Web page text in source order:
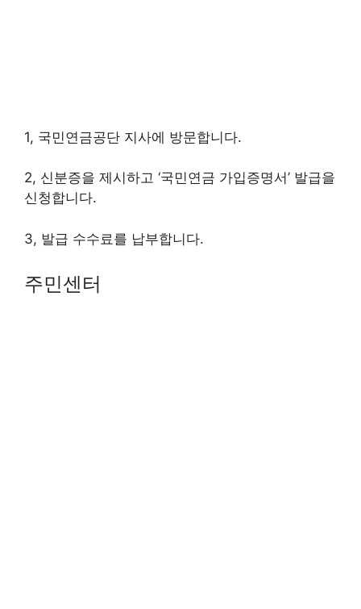
1, 국민연금공단 지사에 방문합니다.
2, 신분증을 제시하고 ‘국민연금 가입증명서’ 발급을
신청합니다.
3, 발급 수수료를 납부합니다.
주민센터